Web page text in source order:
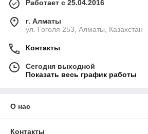
Работает с 25.04.2016
г. Алматы
ул. Гоголя 253, Алматы, Казахстан
Контакты
Сегодня выходной
Показать весь график работы
О нас
Контакты